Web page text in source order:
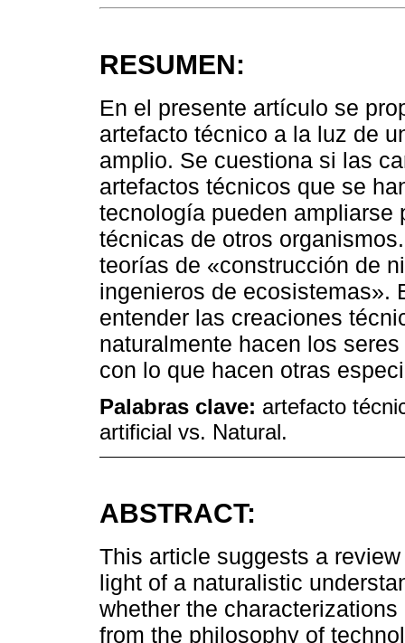
RESUMEN:
En el presente artículo se
artefacto técnico a la luz de
amplio. Se cuestiona si las
artefactos técnicos que se
tecnología pueden ampliarse
técnicas de otros
teorías de «construcción de
ingenieros de ecosistemas».
entender las creaciones
naturalmente hacen los
con lo que hacen otras
Palabras clave: artefacto
artificial vs. Natural.
ABSTRACT:
This article suggests a
light of a naturalistic
whether the
from the philosophy of